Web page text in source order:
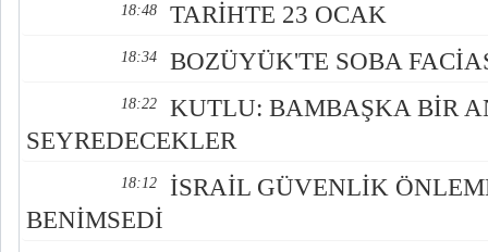
18:48 TARİHTE 23 OCAK
18:34 BOZÜYÜK'TE SOBA
18:22
KUTLU: BAMBAŞKA BİR
SEYREDECEKLER
18:12
İSRAİL GÜVENLİK
BENİMSEDİ